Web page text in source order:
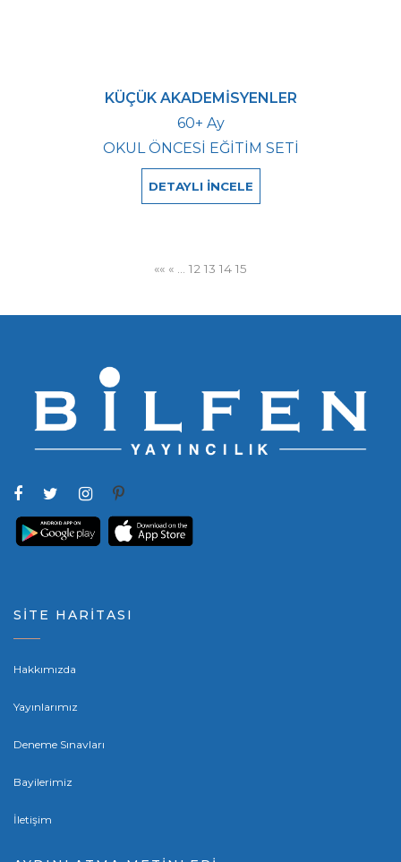
KÜÇÜK AKADEMİSYENLER
60+ Ay
OKUL ÖNCESİ EĞİTİM SETİ
DETAYLI İNCELE
«« « 12 13 14 15
SİTE HARİTASI
Hakkımızda
Yayınlarımız
Deneme Sınavları
Bayilerimiz
İletişim